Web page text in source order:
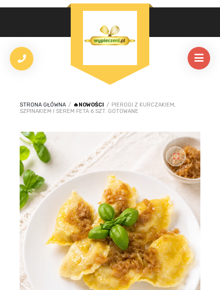
STRONA GŁÓWNA / 🔥NOWOŚCI / PIEROGI Z KURCZAKIEM,
SZPINAKIEM I SEREM FETA 6 SZT. GOTOWANE
🔍